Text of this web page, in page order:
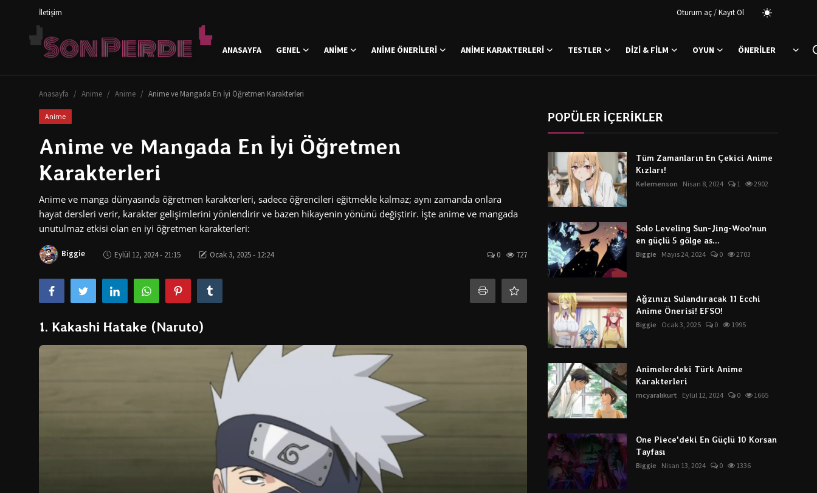
İletişim Oturum aç /Kayıt Ol
ANASAYFA GENEL ANIME ANIME ÖNERILERI ANIME KARAKTERLERI TESTLER DIZI & FILM OYUN
ÖNERILER
İletişim
Anime Önerileri
Anime Karakterleri
Dizi & Film
Anasayfa Anime Anime Anime ve Mangada En İyi Öğretmen Karakterleri
Anime
Anime ve Mangada En İyi Öğretmen
Karakterleri
Anime ve manga dünyasında öğretmen karakterleri, sadece öğrencileri eğitmekle kalmaz; aynı zamanda onlara
hayat dersleri verir, karakter gelişimlerini yönlendirir ve bazen hikayenin yönünü değiştirir. İşte anime ve mangada
unutulmaz etkisi olan en iyi öğretmen karakterleri:
Biggie Eylül 12, 2024 - 21:15 Ocak 3, 2025 - 12:24 0 727
1. Kakashi Hatake (Naruto)
POPÜLER İÇERİKLER
Tüm Zamanların En Çekici Anime
Kızları!
Kelemenson Nisan 8, 2024 1 2902
Solo Leveling Sun-Jing-Woo'nun
en güçlü 5 gölge as...
Biggie Mayıs 24, 2024 0 2703
Ağzınızı Sulandıracak 11 Ecchi
Anime Önerisi! EFSO!
Biggie Ocak 3, 2025 0 1995
Animelerdeki Türk Anime
Karakterleri
mcyaralıkurt Eylül 12, 2024 0 1665
One Piece'deki En Güçlü 10 Korsan
Tayfası
Biggie Nisan 13, 2024 0 1336